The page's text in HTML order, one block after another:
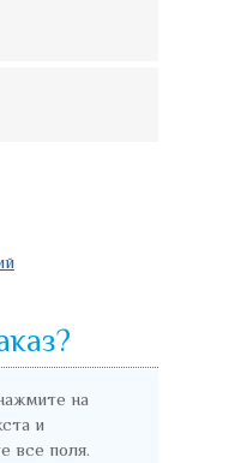
на
и
все поля.